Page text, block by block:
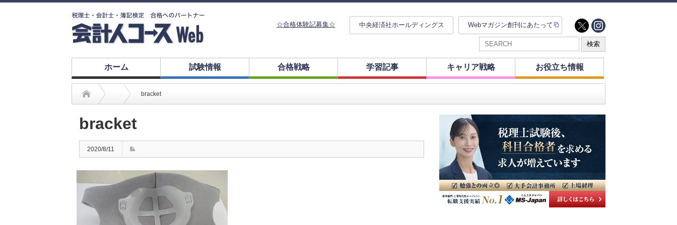
☆合格体験記募集☆ 中央経済社ホールディングス Webマガジン創刊にあたって
ホーム 試験情報 合格戦略 学習記事 キャリア戦略 お役立ち情報
bracket
bracket
2020/8/11